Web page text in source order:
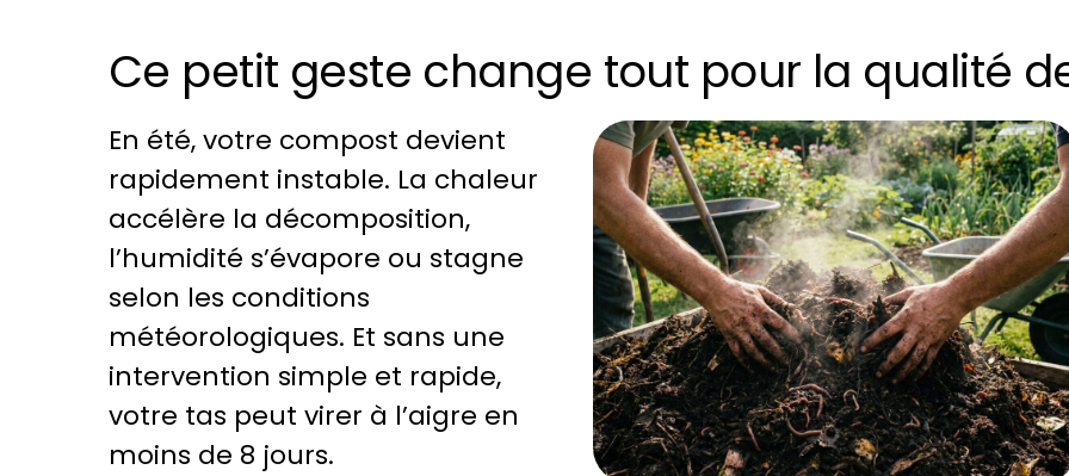
Ce petit geste change tout pour la qualité
En été, votre compost devient
rapidement instable. La chaleur
accélère la décomposition,
l’humidité s’évapore ou stagne
selon les conditions
météorologiques. Et sans une
intervention simple et rapide,
votre tas peut virer à l’aigre en
moins de 8 jours.